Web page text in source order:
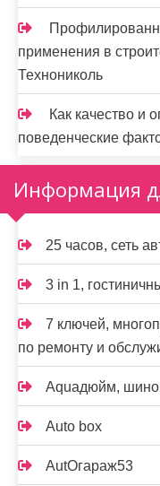
применения в
Технониколь
Как качество и
поведенческие
Информация
25 часов, сеть
3 in 1,
7 ключей,
по ремонту и
Aquaдюйм,
Auto box
AutOгараж53